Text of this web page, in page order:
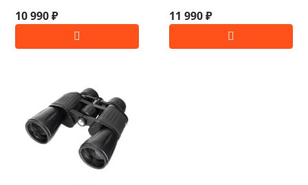
10 990 ₽ 11 990 ₽